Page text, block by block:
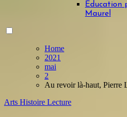
Éducation
Maurel
Home
2021
mai
2
Au revoir là-haut, Pierre
Arts Histoire Lecture